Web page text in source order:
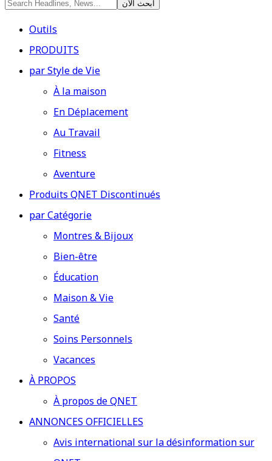
Outils
PRODUITS
par Style de Vie
À la maison
En Déplacement
Au Travail
Fitness
Aventure
Produits QNET Discontinués
par Catégorie
Montres & Bijoux
Bien-être
Éducation
Maison & Vie
Santé
Soins Personnels
Vacances
À PROPOS
À propos de QNET
ANNONCES OFFICIELLES
Avis international sur la désinformation sur